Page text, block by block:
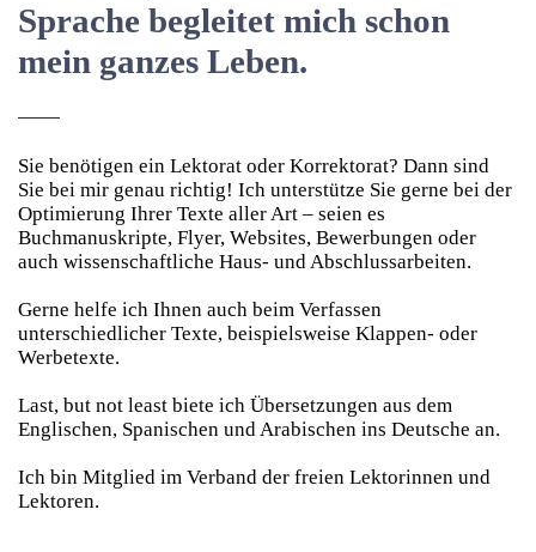
Sprache begleitet mich schon
mein ganzes Leben.
Sie benötigen ein Lektorat oder Korrektorat? Dann sind
Sie bei mir genau richtig! Ich unterstütze Sie gerne bei der
Optimierung Ihrer Texte aller Art – seien es
Buchmanuskripte, Flyer, Websites, Bewerbungen oder
auch wissenschaftliche Haus- und Abschlussarbeiten.
Gerne helfe ich Ihnen auch beim Verfassen
unterschiedlicher Texte, beispielsweise Klappen- oder
Werbetexte.
Last, but not least biete ich Übersetzungen aus dem
Englischen, Spanischen und Arabischen ins Deutsche an.
Ich bin Mitglied im Verband der freien Lektorinnen und
Lektoren.